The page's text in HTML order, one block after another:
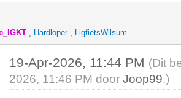
, Hardloper, LigfietsWilsum
19-Apr-2026, 11:44 PM (Dit
2026, 11:46 PM doorJoop99.)